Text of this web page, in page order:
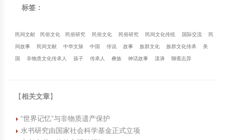
标签：
民间文献 民俗文化 民俗研究 民俗文化 民俗研究 民间文化传统 国际交流 民
间故事 民间文献 中华文脉 中国 传说 故事 族群文化 族群文化传承 美
国 非物质文化传承人 孩子 传承人 彝族 神话故事 漾濞 聊斋志异
【相关文章】
“世界记忆”与非物质遗产保护
水书研究由国家社会科学基金正式立项